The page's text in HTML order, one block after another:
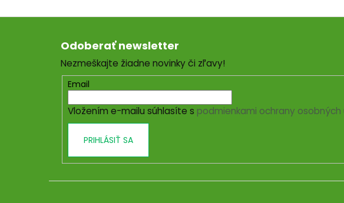
Z
Odoberať newsletter
Nezmeškajte žiadne novinky či zľavy!
Email
Vložením e-mailu súhlasíte s podmienkami ochrany osobných
PRIHLÁSIŤ SA